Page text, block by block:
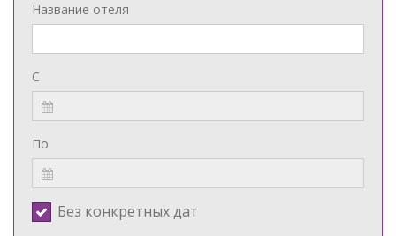
Название отеля
С
По
Без конкретных дат